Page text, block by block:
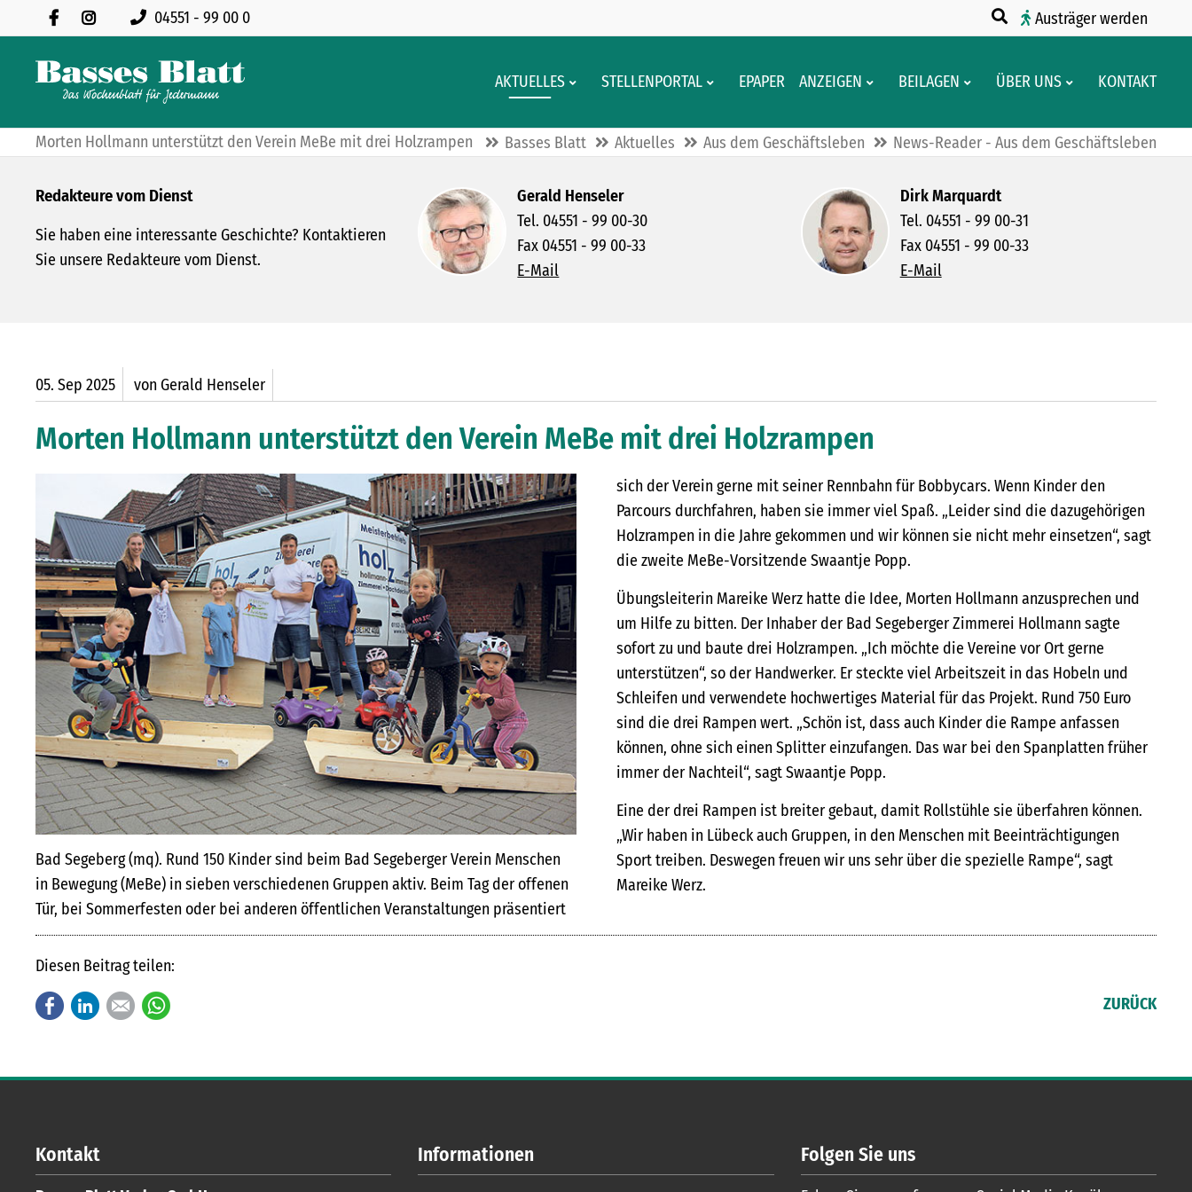
04551 - 99 00 0 Austräger werden
AKTUELLES STELLENPORTAL EPAPER ANZEIGEN BEILAGEN ÜBER UNS KONTAKT
Morten Hollmann unterstützt den Verein MeBe mit drei Holzrampen Basses Blatt Aktuelles Aus dem Geschäftsleben News-Reader - Aus dem Geschäftsleben
Redakteure vom Dienst
Sie haben eine interessante Geschichte? Kontaktieren
Sie unsere Redakteure vom Dienst.
Gerald Henseler
Tel. 04551 - 99 00-30
Fax 04551 - 99 00-33
E-Mail
Dirk Marquardt
Tel. 04551 - 99 00-31
Fax 04551 - 99 00-33
E-Mail
05. Sep 2025 von Gerald Henseler
Morten Hollmann unterstützt den Verein MeBe mit drei Holzrampen
Bad Segeberg (mq). Rund 150 Kinder sind beim Bad Segeberger Verein Menschen
in Bewegung (MeBe) in sieben verschiedenen Gruppen aktiv. Beim Tag der offenen
Tür, bei Sommerfesten oder bei anderen öffentlichen Veranstaltungen präsentiert
sich der Verein gerne mit seiner Rennbahn für Bobbycars. Wenn Kinder den
Parcours durchfahren, haben sie immer viel Spaß. „Leider sind die dazugehörigen
Holzrampen in die Jahre gekommen und wir können sie nicht mehr einsetzen“, sagt
die zweite MeBe-Vorsitzende Swaantje Popp.
Übungsleiterin Mareike Werz hatte die Idee, Morten Hollmann anzusprechen und
um Hilfe zu bitten. Der Inhaber der Bad Segeberger Zimmerei Hollmann sagte
sofort zu und baute drei Holzrampen. „Ich möchte die Vereine vor Ort gerne
unterstützen“, so der Handwerker. Er steckte viel Arbeitszeit in das Hobeln und
Schleifen und verwendete hochwertiges Material für das Projekt. Rund 750 Euro
sind die drei Rampen wert. „Schön ist, dass auch Kinder die Rampe anfassen
können, ohne sich einen Splitter einzufangen. Das war bei den Spanplatten früher
immer der Nachteil“, sagt Swaantje Popp.
Eine der drei Rampen ist breiter gebaut, damit Rollstühle sie überfahren können.
„Wir haben in Lübeck auch Gruppen, in den Menschen mit Beeinträchtigungen
Sport treiben. Deswegen freuen wir uns sehr über die spezielle Rampe“, sagt
Mareike Werz.
Diesen Beitrag teilen:
FacebookLinkedInE-mail ZURÜCK
Kontakt Informationen Folgen Sie uns